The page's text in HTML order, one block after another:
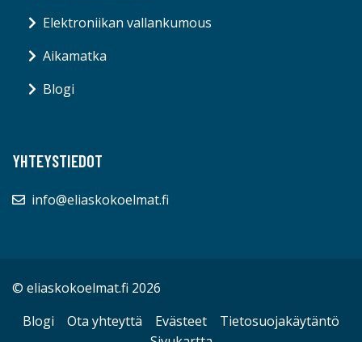
Elektroniikan vallankumous
Aikamatka
Blogi
YHTEYSTIEDOT
info@eliaskokoelmat.fi
© eliaskokoelmat.fi 2026
Blogi
Ota yhteyttä Evästeet
Tietosuojakäytäntö